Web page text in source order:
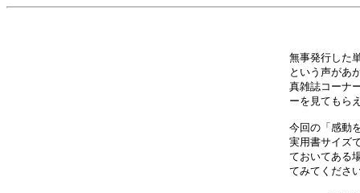
無事発行した
という声があ
真雑誌コーナ
ーを見てもら
今回の「感動
実用書サイズ
ておいてある
てみ